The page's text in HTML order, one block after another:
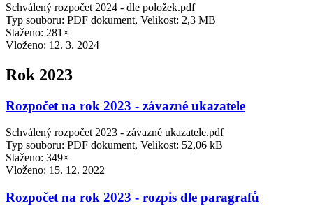
Schválený rozpočet 2024 - dle položek.pdf
Typ souboru: PDF dokument, Velikost: 2,3 MB
Staženo: 281×
Vloženo: 12. 3. 2024
Rok 2023
Rozpočet na rok 2023 - závazné ukazatele
Schválený rozpočet 2023 - závazné ukazatele.pdf
Typ souboru: PDF dokument, Velikost: 52,06 kB
Staženo: 349×
Vloženo: 15. 12. 2022
Rozpočet na rok 2023 - rozpis dle paragrafů